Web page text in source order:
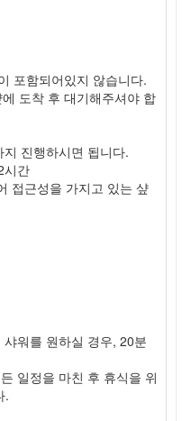
포함되어있지 않습니다.
도착 후 대기해주셔야 합
진행하시면 됩니다.
시간
접근성을 가지고 있는 샾
워를 원하실 경우, 20분
일정을 마친 후 휴식을 위
.